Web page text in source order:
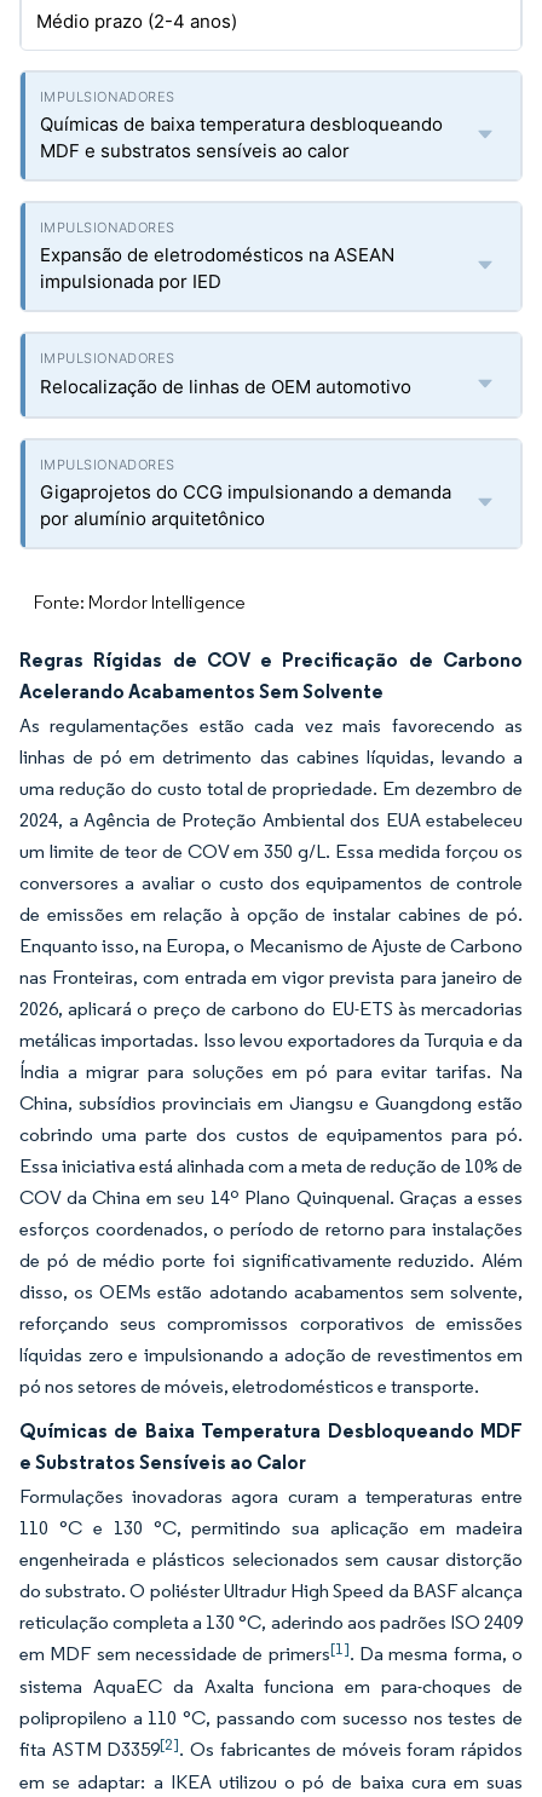
Médio prazo (2-4 anos)
Químicas de baixa temperatura desbloqueando
MDF e substratos sensíveis ao calor
Expansão de eletrodomésticos na ASEAN
impulsionada por IED
Relocalização de linhas de OEM automotivo
Gigaprojetos do CCG impulsionando a demanda
por alumínio arquitetônico
Fonte: Mordor Intelligence
Regras Rígidas de COV e Precificação de Carbono
Acelerando Acabamentos Sem Solvente
As regulamentações estão cada vez mais favorecendo as
linhas de pó em detrimento das cabines líquidas, levando a
uma redução do custo total de propriedade. Em dezembro de
2024, a Agência de Proteção Ambiental dos EUA estabeleceu
um limite de teor de COV em 350 g/L. Essa medida forçou os
conversores a avaliar o custo dos equipamentos de controle
de emissões em relação à opção de instalar cabines de pó.
Enquanto isso, na Europa, o Mecanismo de Ajuste de Carbono
nas Fronteiras, com entrada em vigor prevista para janeiro de
2026, aplicará o preço de carbono do EU-ETS às mercadorias
metálicas importadas. Isso levou exportadores da Turquia e da
Índia a migrar para soluções em pó para evitar tarifas. Na
China, subsídios provinciais em Jiangsu e Guangdong estão
cobrindo uma parte dos custos de equipamentos para pó.
Essa iniciativa está alinhada com a meta de redução de 10% de
COV da China em seu 14º Plano Quinquenal. Graças a esses
esforços coordenados, o período de retorno para instalações
de pó de médio porte foi significativamente reduzido. Além
disso, os OEMs estão adotando acabamentos sem solvente,
reforçando seus compromissos corporativos de emissões
líquidas zero e impulsionando a adoção de revestimentos em
pó nos setores de móveis, eletrodomésticos e transporte.
Químicas de Baixa Temperatura Desbloqueando MDF
e Substratos Sensíveis ao Calor
Formulações inovadoras agora curam a temperaturas entre
110 °C e 130 °C, permitindo sua aplicação em madeira
engenheirada e plásticos selecionados sem causar distorção
do substrato. O poliéster Ultradur High Speed da BASF alcança
reticulação completa a 130 °C, aderindo aos padrões ISO 2409
em MDF sem necessidade de primers[1]. Da mesma forma, o
sistema AquaEC da Axalta funciona em para-choques de
polipropileno a 110 °C, passando com sucesso nos testes de
fita ASTM D3359[2]. Os fabricantes de móveis foram rápidos
em se adaptar: a IKEA utilizou o pó de baixa cura em suas